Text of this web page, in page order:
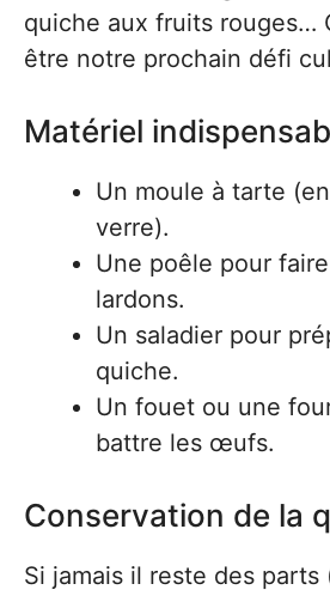
quiche aux fruits rouges…
être notre prochain défi
Matériel
Un moule à tarte
verre).
Une poêle pour
lardons.
Un saladier pour
quiche.
Un fouet ou une
battre les œufs.
Conservation de la
Si jamais il reste des parts